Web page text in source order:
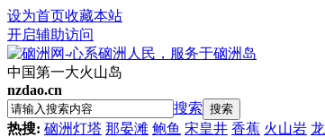
设为首页收藏本站
开启辅助访问
中国第一大火山岛
nzdao.cn
搜索 搜索
热搜: 硇洲灯塔 那晏滩 鲍鱼 宋皇井 香蕉 火山岩